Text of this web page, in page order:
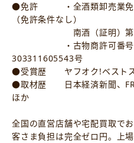
●免許 ・全酒類卸売業免許
（免許条件なし）
南酒（証明）第4号
・古物商許可番号 東
303311605543号
●受賞歴 ヤフオク!ベストス
●取材歴 日本経済新聞、
ほか
全国の直営店舗や宅配買取で
客さま負担は完全ゼロ円。上